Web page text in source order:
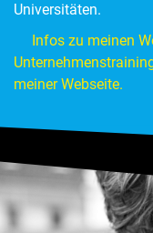
Universitäten.
Infos zu meinen
meiner Webseite.